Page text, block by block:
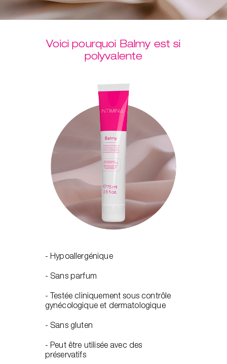
Voici pourquoi Balmy est si
polyvalente
- Hypoallergénique
- Sans parfum
- Testée cliniquement sous contrôle
gynécologique et dermatologique
- Sans gluten
- Peut être utilisée avec des
préservatifs